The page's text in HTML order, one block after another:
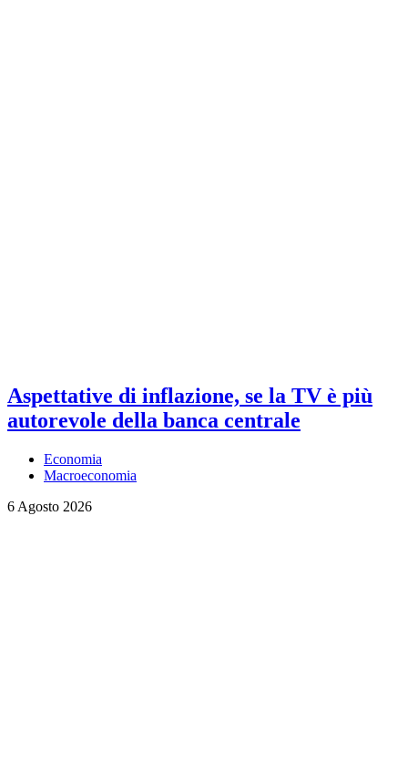
Aspettative di inflazione, se la TV è più
autorevole della banca centrale
Economia
Macroeconomia
6 Agosto 2026